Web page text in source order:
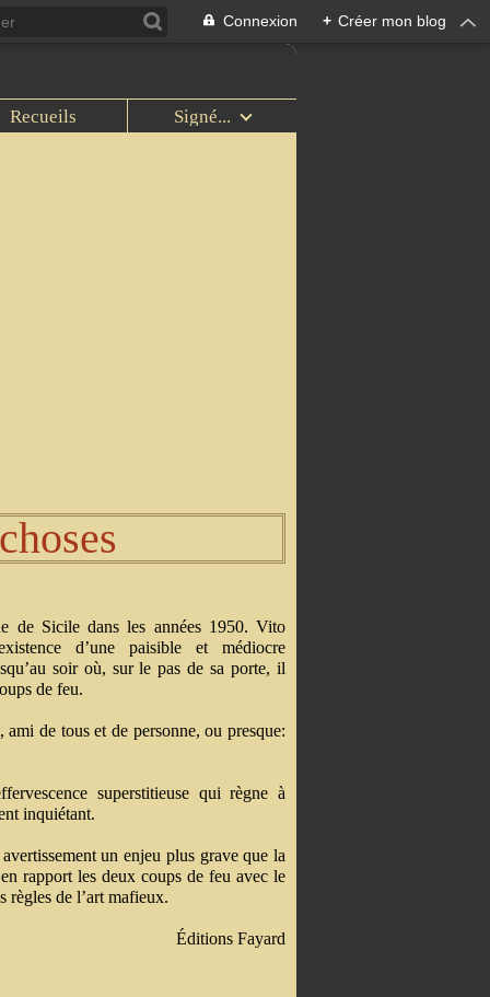
Connexion + Créer mon blog
Recueils Signé...
de Sicile dans les années 1950. Vito
d’une paisible et médiocre
soir où, sur le pas de sa porte, il
de feu.
de tous et de personne, ou presque:
superstitieuse qui règne à
inquiétant.
un enjeu plus grave que la
rapport les deux coups de feu avec le
règles de l’art mafieux.
Éditions Fayard